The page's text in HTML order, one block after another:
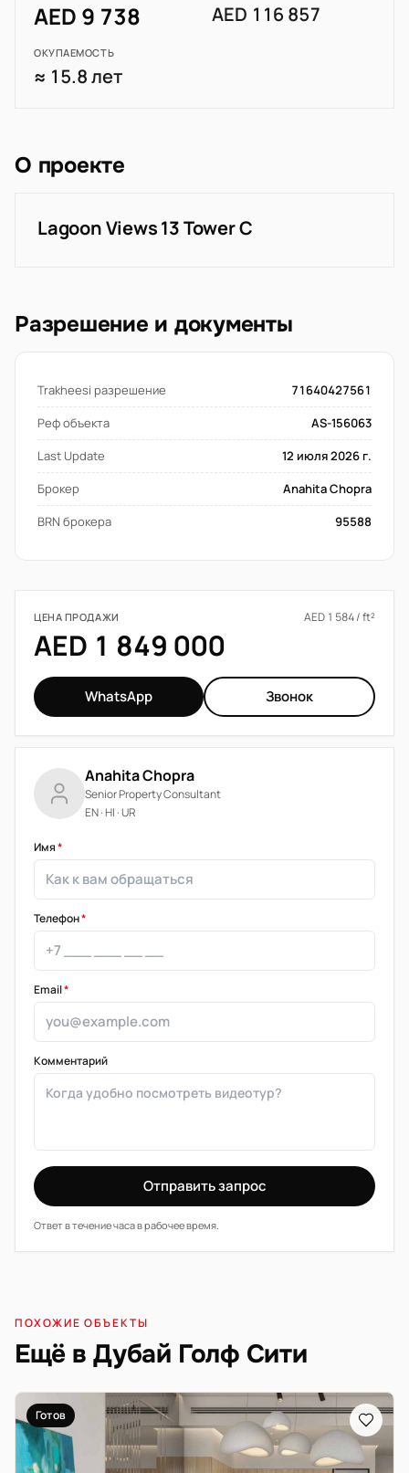
AED 9 738 AED 116 857
ОКУПАЕМОСТЬ
≈ 15.8 лет
О проекте
Lagoon Views 13 Tower C
Разрешение и документы
Trakheesi разрешение
71640427561
Реф объекта
AS-156063
Last Update
12 июля 2026 г.
Брокер
Anahita Chopra
BRN брокера
95588
ЦЕНА ПРОДАЖИ AED 1 584 / ft²
AED 1 849 000
WhatsApp Звонок
Anahita Chopra
Senior Property Consultant
EN · HI · UR
Имя*
Телефон*
Email*
Комментарий
Отправить запрос
Ответ в течение часа в рабочее время.
ПОХОЖИЕ ОБЪЕКТЫ
Ещё в Дубай Голф Сити
Готов